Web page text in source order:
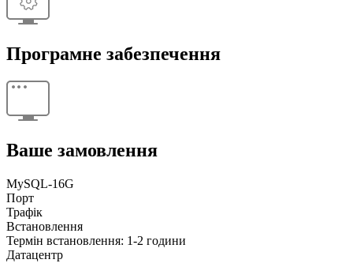
Програмне забезпечення
Ваше замовлення
MySQL-16G
Порт
Трафік
Встановлення
Термін встановлення: 1-2 години
Датацентр